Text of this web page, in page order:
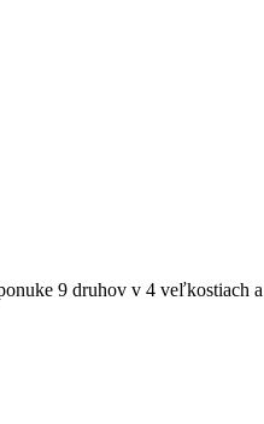
9 druhov v 4 veľkostiach